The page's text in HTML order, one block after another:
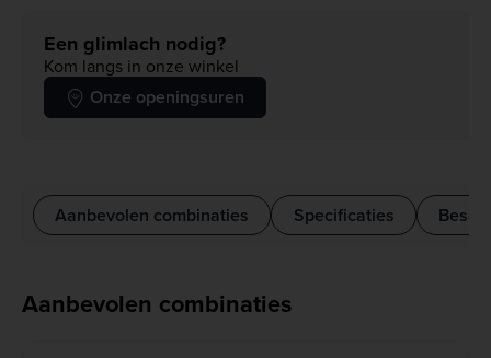
Een glimlach nodig?
Kom langs in onze winkel
Onze openingsuren
Aanbevolen combinaties Specificaties
Aanbevolen combinaties